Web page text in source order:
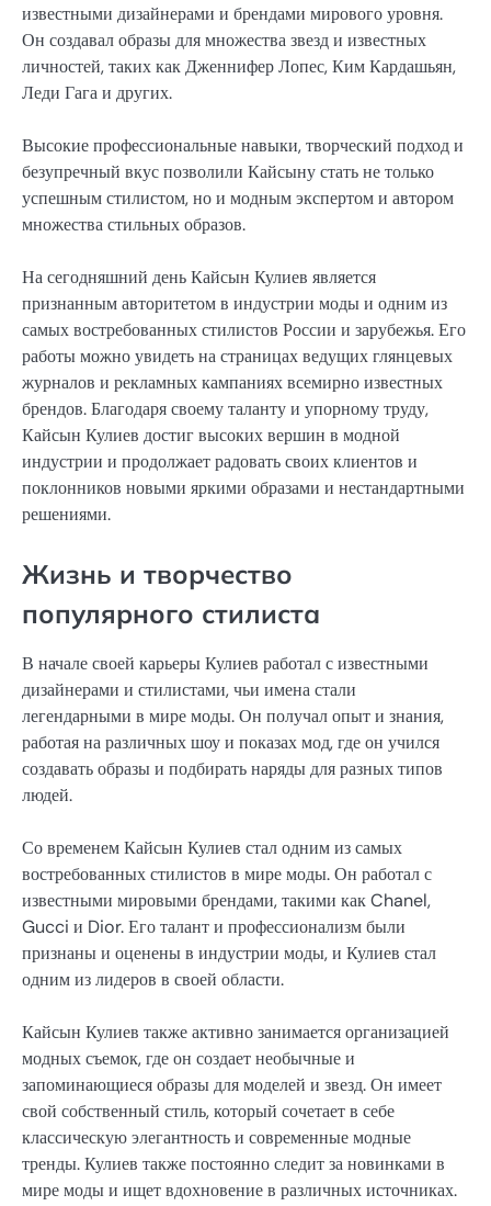
известными дизайнерами и брендами мирового уровня.
Он создавал образы для множества звезд и известных
личностей, таких как Дженнифер Лопес, Ким Кардашьян,
Леди Гага и других.
Высокие профессиональные навыки, творческий подход и
безупречный вкус позволили Кайсыну стать не только
успешным стилистом, но и модным экспертом и автором
множества стильных образов.
На сегодняшний день Кайсын Кулиев является
признанным авторитетом в индустрии моды и одним из
самых востребованных стилистов России и зарубежья. Его
работы можно увидеть на страницах ведущих глянцевых
журналов и рекламных кампаниях всемирно известных
брендов. Благодаря своему таланту и упорному труду,
Кайсын Кулиев достиг высоких вершин в модной
индустрии и продолжает радовать своих клиентов и
поклонников новыми яркими образами и нестандартными
решениями.
Жизнь и творчество
популярного стилиста
В начале своей карьеры Кулиев работал с известными
дизайнерами и стилистами, чьи имена стали
легендарными в мире моды. Он получал опыт и знания,
работая на различных шоу и показах мод, где он учился
создавать образы и подбирать наряды для разных типов
людей.
Со временем Кайсын Кулиев стал одним из самых
востребованных стилистов в мире моды. Он работал с
известными мировыми брендами, такими как Chanel,
Gucci и Dior. Его талант и профессионализм были
признаны и оценены в индустрии моды, и Кулиев стал
одним из лидеров в своей области.
Кайсын Кулиев также активно занимается организацией
модных съемок, где он создает необычные и
запоминающиеся образы для моделей и звезд. Он имеет
свой собственный стиль, который сочетает в себе
классическую элегантность и современные модные
тренды. Кулиев также постоянно следит за новинками в
мире моды и ищет вдохновение в различных источниках.